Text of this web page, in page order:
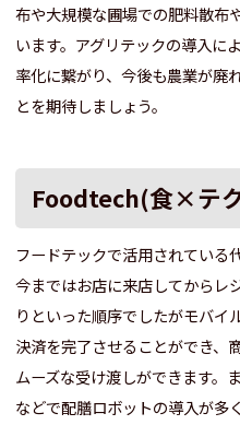
布や大規模な圃場での肥料散布
います。アグリテックの導入に
率化に繋がり、今後も農業が廃
とを期待しましょう。
Foodtech(食×テ
フードテックで活用されている
今まではお店に来店してからレ
りといった順序でしたがモバイ
決済を完了させることができ、
ムーズな受け渡しができます。
などで配膳ロボットの導入が多